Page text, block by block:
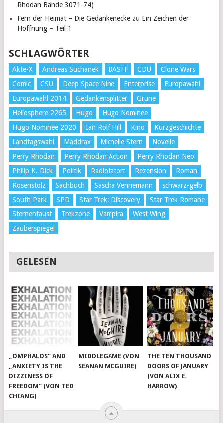
Rhodan Bände 3071-74)
Fern der Heimat – Die Gedankeneckezu Ein Zeichen der
Hoffnung – Teil 1
SCHLAGWÖRTER
Akte-X Andreas Suchanek BASFF CDU
Clone Wars
Comic
CSU Deep Space Nine Enterprise
Europawahl
Europawahl 2014
Gedankensplitter
Grüne
Heliosphere 2265
Hugo
Hugo Nominee
Hugo Nominee 2020
Ian Rolf Hill Kino
Kurzgeschichte
Landtagswahl
Maddrax Michelle Stern
Novelle
Perry Rhodan
Perry Rhodan Action
Perry Rhodan Neo
Philip K. Dick
Politik Radiotatort Rezension
Roman
Rosenstolz
Sachbuch Sascha Vennemann
schwarz-gelb
South Park
SPD Star Trek: Discovery
Star Trek Romane
Sternenfaust
Trekzone Vampira
West Wing
Zauberspiegel
GELESEN
„OMPHALOS“ AND
„ANXIETY IS THE
DIZZINESS OF
FREEDOM“ (VON TED
CHIANG)
MIDDLEGAME (VON
SEANAN MCGUIRE)
THE TEN THOUSAND
DOORS OF JANUARY
(VON ALIX E.
HARROW)